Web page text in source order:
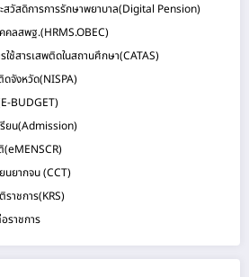
สวัสดิการการรักษาพยาบาล(Digital Pension)
คลสพฐ.(HRMS.OBEC)
ช้สารเสพติดในสถานศึกษา(CATAS)
ดจังหวัด(NISPA)
BUDGET)
รียน(Admission)
(eMENSCR)
นยากจน (CCT)
าชการ(KRS)
ราชการ